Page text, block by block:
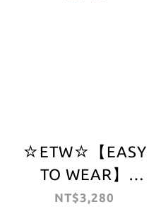
☆ETW☆【EASY
TO WEAR】
SUPREME 26SS
NT$3,280